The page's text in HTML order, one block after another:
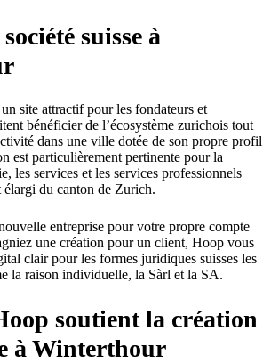
suisse à
site attractif pour les fondateurs et
bénéficier de l’écosystème zurichois tout
dans une ville dotée de son propre profil
est particulièrement pertinente pour la
les services et les services professionnels
élargi du canton de Zurich.
entreprise pour votre propre compte
une création pour un client, Hoop vous
clair pour les formes juridiques suisses les
la raison individuelle, la Sàrl et la SA.
soutient la création
à Winterthour